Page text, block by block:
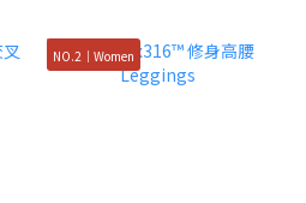
NO.2｜Women